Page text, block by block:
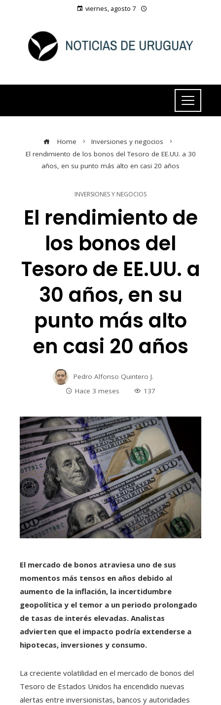
viernes, agosto 7
Home
Inversiones y negocios
El rendimiento de los bonos del Tesoro de EE.UU. a 30
años, en su punto más alto en casi 20 años
INVERSIONES Y NEGOCIOS
El rendimiento de
los bonos del
Tesoro de EE.UU. a
30 años, en su
punto más alto
en casi 20 años
Pedro Alfonso Quintero J.
Hace 3 meses
137
El mercado de bonos atraviesa uno de sus
momentos más tensos en años debido al
aumento de la inflación, la incertidumbre
geopolítica y el temor a un periodo prolongado
de tasas de interés elevadas. Analistas
advierten que el impacto podría extenderse a
hipotecas, inversiones y consumo.
La creciente volatilidad en el mercado de bonos del
Tesoro de Estados Unidos ha encendido nuevas
alertas entre inversionistas, bancos y autoridades